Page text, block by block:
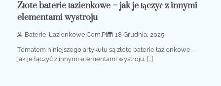
Złote baterie łazienkowe – jak je łączyć z innymi
elementami wystroju
Baterie-Lazienkowe.com.pl 18 Grudnia, 2025
Tematem niniejszego artykułu są złote baterie łazienkowe –
jak je łączyć z innymi elementami wystroju, […]